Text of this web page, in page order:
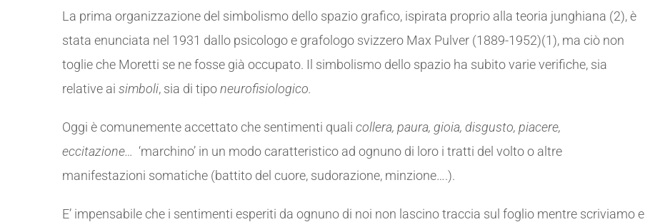
La prima organizzazione del simbolismo dello spazio grafico, ispirata proprio alla teoria junghiana (2), è
stata enunciata nel 1931 dallo psicologo e grafologo svizzero Max Pulver (1889-1952)(1), ma ciò non
toglie che Moretti se ne fosse già occupato. Il simbolismo dello spazio ha subito varie verifiche, sia
relative ai simboli, sia di tiponeurofisiologico.
Oggi è comunemente accettato che sentimenti quali collera, paura, gioia, disgusto, piacere,
eccitazione… ‘marchino’ in un modo caratteristico ad ognuno di loro i tratti del volto o altre
manifestazioni somatiche (battito del cuore, sudorazione, minzione….).
E’ impensabile che i sentimenti esperiti da ognuno di noi non lascino traccia sul foglio mentre scriviamo e